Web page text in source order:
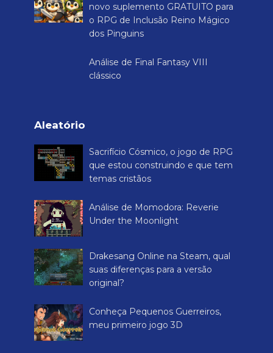
novo suplemento GRATUITO para
o RPG de Inclusão Reino Mágico
dos Pinguins
Análise de Final Fantasy VIII
clássico
Aleatório
Sacrifício Cósmico, o jogo de RPG
que estou construindo e que tem
temas cristãos
Análise de Momodora: Reverie
Under the Moonlight
Drakesang Online na Steam, qual
suas diferenças para a versão
original?
Conheça Pequenos Guerreiros,
meu primeiro jogo 3D